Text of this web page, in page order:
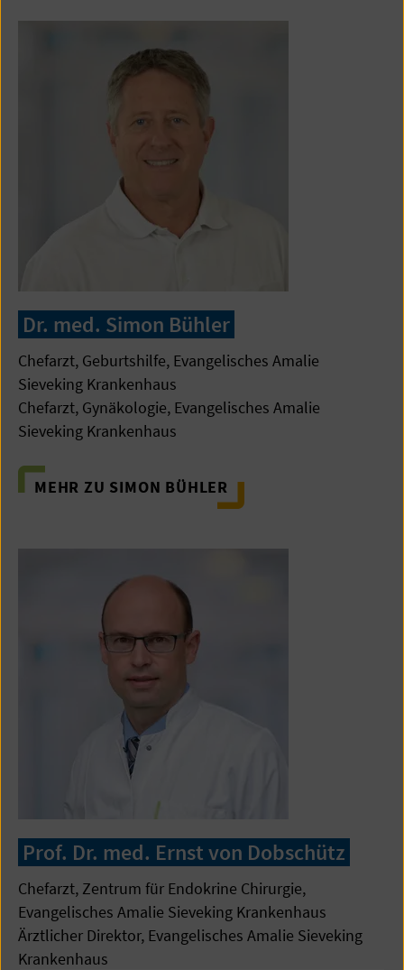
Dr. med. Simon Bühler
Chefarzt, Geburtshilfe, Evangelisches Amalie
Sieveking Krankenhaus
Chefarzt, Gynäkologie, Evangelisches Amalie
Sieveking Krankenhaus
MEHR ZU SIMON BÜHLER
Prof. Dr. med. Ernst von Dobschütz
Chefarzt, Zentrum für Endokrine Chirurgie,
Evangelisches Amalie Sieveking Krankenhaus
Ärztlicher Direktor, Evangelisches Amalie Sieveking
Krankenhaus